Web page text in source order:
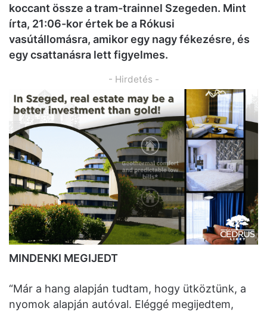
koccant össze a tram-trainnel Szegeden. Mint
írta, 21:06-kor értek be a Rókusi
vasútállomásra, amikor egy nagy fékezésre, és
egy csattanásra lett figyelmes.
- Hirdetés -
MINDENKI MEGIJEDT
“Már a hang alapján tudtam, hogy ütköztünk, a
nyomok alapján autóval. Eléggé megijedtem,